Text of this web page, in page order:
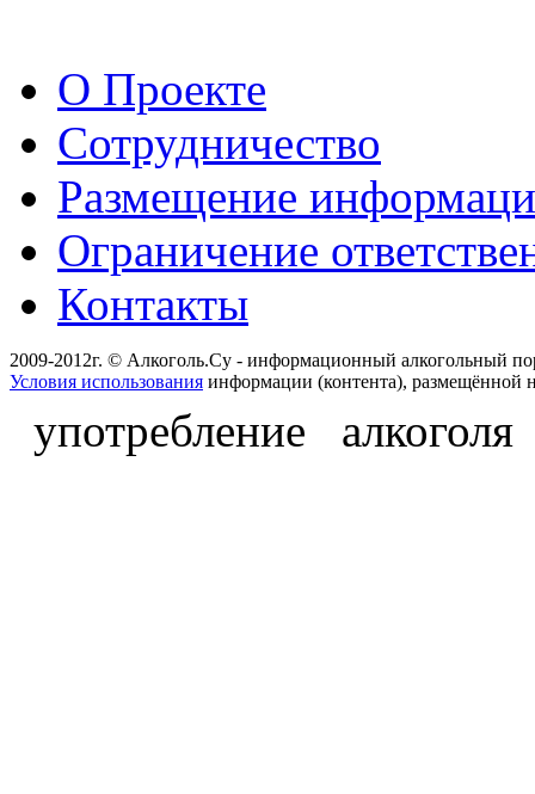
О Проекте
Сотрудничество
Размещение
Ограничение
Контакты
2009-2012г. © Алкоголь.Су - информационный алкогольный
Условия использования информации (контента), размещённой
употребление